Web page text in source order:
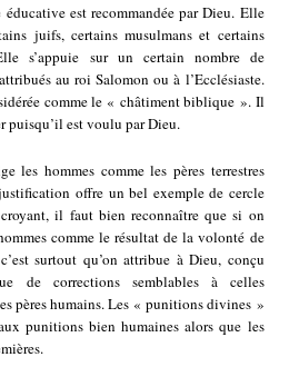
est recommandée par Dieu. Elle
juifs, certains musulmans et certains
s’appuie sur un certain nombre de
au roi Salomon ou à l’Ecclésiaste.
comme le « châtiment biblique ». Il
puisqu’il est voulu par Dieu.
les hommes comme les pères terrestres
offre un bel exemple de cercle
il faut bien reconnaître que si on
comme le résultat de la volonté de
surtout qu’on attribue à Dieu, conçu
de corrections semblables à celles
pères humains. Les « punitions divines »
punitions bien humaines alors que les